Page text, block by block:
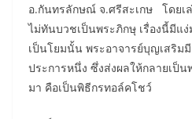
อ.กันทรลักษณ์ จ.ศรีสะเกษ โดยเ
ไม่ทันบวชเป็นพระภิกษุ เรื่องนี้มี
เป็นโยมนั้น พระอาจารย์บุญเสริม
ประการหนึ่ง ซึ่งส่งผลให้กลายเป็
มา คือเป็นพิธีกรทอล์คโชว์